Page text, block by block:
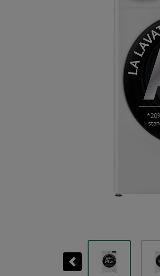
Previous